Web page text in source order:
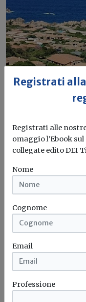
Il regime
delle opere
2023
Redazione Build
Per le azioni
fino...
PNRR Piccoli comuni
Registrati
Registrati alle
omaggio l’Ebook
collegate edito DEI
Nome
Cognome
Email
Professione